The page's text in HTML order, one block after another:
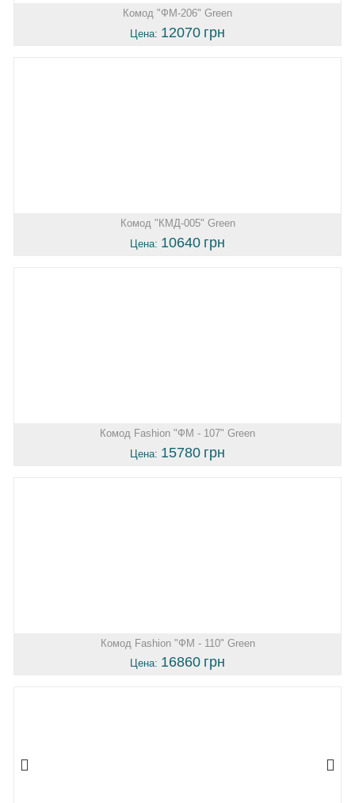
Комод "ФМ-206" Green
Цена: 12070 грн
Комод "КМД-005" Green
Цена: 10640 грн
Комод Fashion "ФМ - 107" Green
Цена: 15780 грн
Комод Fashion "ФМ - 110" Green
Цена: 16860 грн